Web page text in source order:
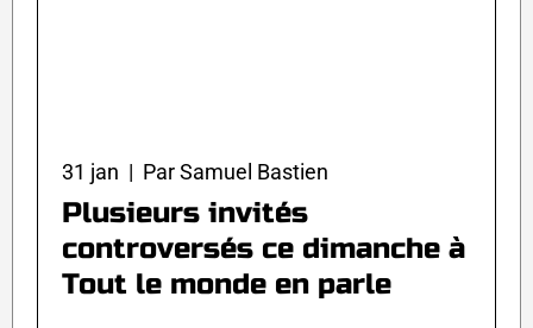
31 jan | Par Samuel Bastien
Plusieurs invités
controversés ce dimanche à
Tout le monde en parle